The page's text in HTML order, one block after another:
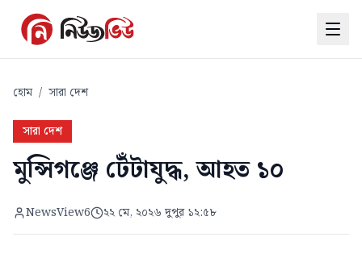
হোম / সারা দেশ
সারা দেশ
মুন্সিগঞ্জে টেঁটাযুদ্ধ, আহত ১০
NewsView6 ২২ মে, ২০২৬ দুপুর ১২:৫৮